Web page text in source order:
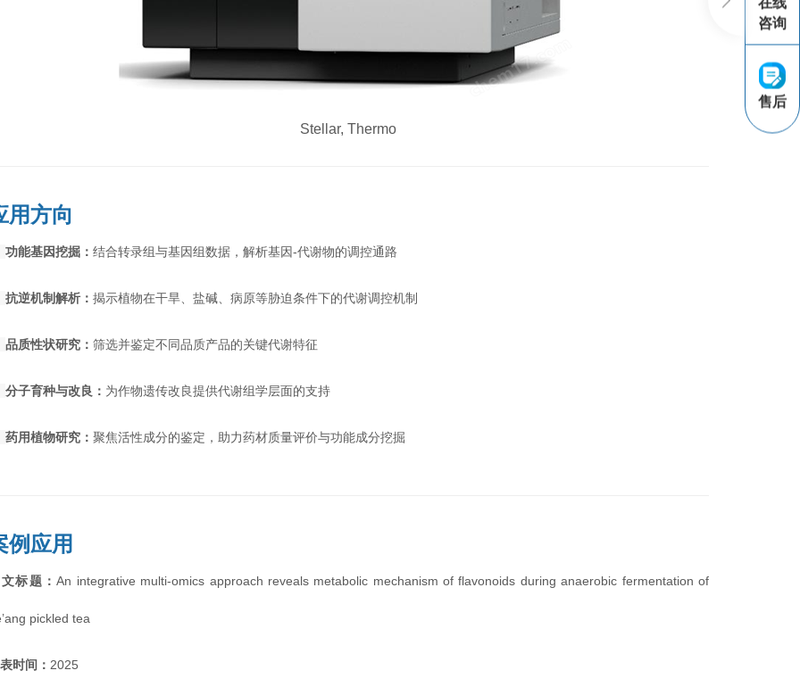
Stellar, Thermo
用方向
功能基因挖掘：结合转录组与基因组数据，解析基因-代谢物的调控通路
抗逆机制解析：揭示植物在干旱、盐碱、病原等胁迫条件下的代谢调控机制
品质性状研究：筛选并鉴定不同品质产品的关键代谢特征
分子育种与改良： 为作物遗传改良提供代谢组学层面的支持
药用植物研究：聚焦活性成分的鉴定，助力药材质量评价与功能成分挖掘
例应用
标题 ：An integrative multi-omics approach reveals metabolic mechanism of flavonoids during anaerobic fermentation of
pickled tea
时间 ：2025
咨询
售后